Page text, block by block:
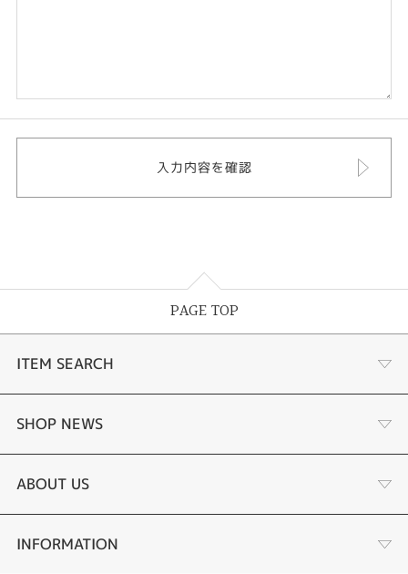
PAGE TOP
ITEM SEARCH
婚約指輪
結婚指輪
セットリング
SHOP NEWS
選ばれる理由まとめ
お客様の声
ABOUT US
会社概要
INFORMATION